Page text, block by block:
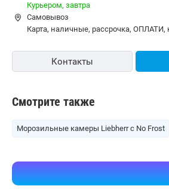
Курьером, завтра
Самовывоз
карта, наличные, рассрочка, ОПЛАТИ,
Контакты
Смотрите также
Морозильные камеры Liebherr с No Frost